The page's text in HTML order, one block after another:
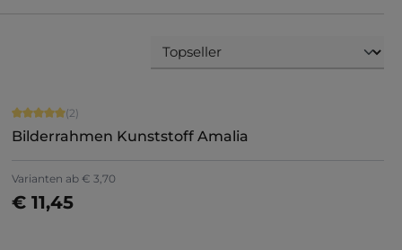
Durchschnittliche Bewertung von 5 von 5 Sternen
(2)
Bilderrahmen Kunststoff Amalia
Varianten ab € 3,70
€ 11,45
Details